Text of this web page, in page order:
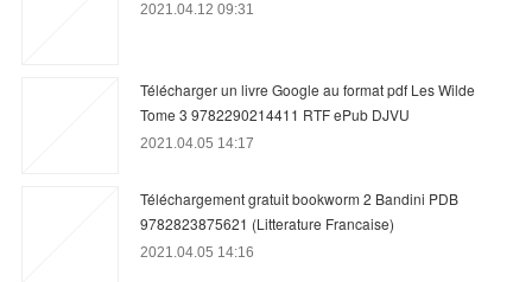
2021.04.12 09:31
Télécharger un livre Google au format pdf Les Wilde
Tome 3 9782290214411 RTF ePub DJVU
2021.04.05 14:17
Téléchargement gratuit bookworm 2 Bandini PDB
9782823875621 (Litterature Francaise)
2021.04.05 14:16